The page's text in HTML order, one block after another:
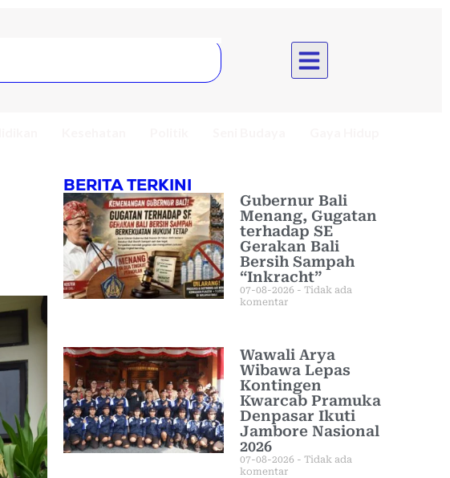
BERITA TERKINI
Gubernur Bali
Menang, Gugatan
terhadap SE
Gerakan Bali
Bersih Sampah
“Inkracht”
07-08-2026
Tidak ada
komentar
Wawali Arya
Wibawa Lepas
Kontingen
Kwarcab Pramuka
Denpasar Ikuti
Jambore Nasional
2026
07-08-2026
Tidak ada
komentar